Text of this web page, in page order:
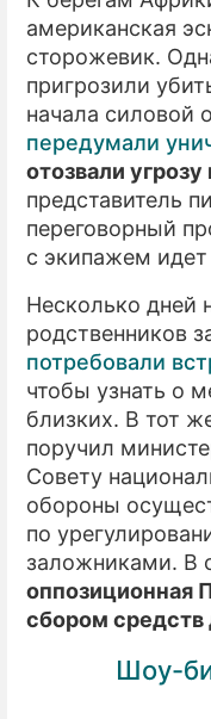
американская
сторожевик.
пригрозили
начала силовой
передумали
отозвали угрозу
представитель
переговорный
с экипажем
Несколько дней
родственников
потребовали
чтобы узнать о
близких. В тот
поручил
Совету
обороны
по
заложниками. В
оппозиционная
сбором средств
Шоу-